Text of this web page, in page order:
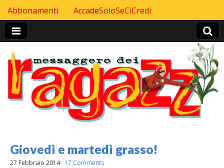
Header Top menu
Skip to content
Abbonamenti AccadeSoloSeCiCredi
Giovedì e martedì grasso!
27 Febbraio 2014 17 Comments